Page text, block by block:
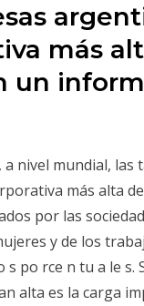
más
un
nivel mundial, las
más alta
por las
y de los
s po rce n tu a le
alta es la carga